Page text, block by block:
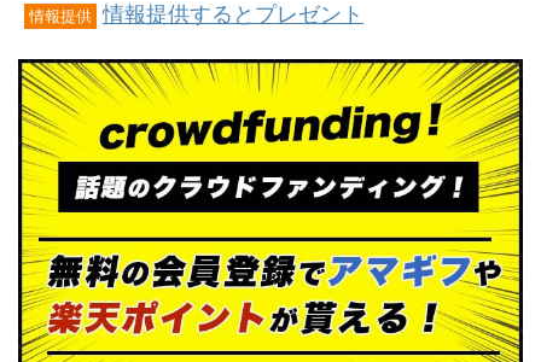
情報提供 情報提供するとプレゼント